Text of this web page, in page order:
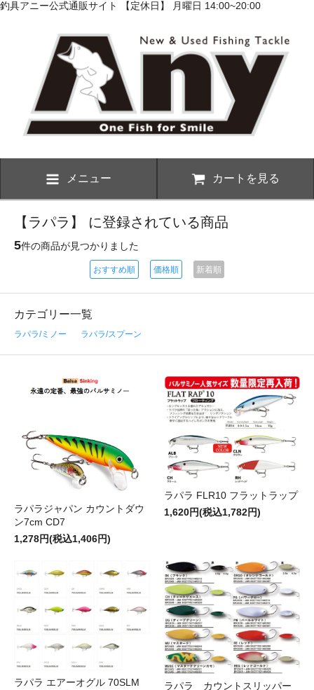
釣具アニー公式通販サイト 【定休日】 月曜日 14:00~20:00
メニュー カートを見る
【ラパラ】 に登録されている商品
5件の商品が見つかりました
おすすめ順 価格順 新着順
カテゴリー一覧
ラパラ/ミノー ラパラ/スプーン
ラパラジャパン カウントダウ
ン7cm CD7
1,278円(税込1,406円)
ラパラ FLR10 フラットラップ
1,620円(税込1,782円)
ラパラ エアーオグル 70SLM
ラパラ カウントスリッパー